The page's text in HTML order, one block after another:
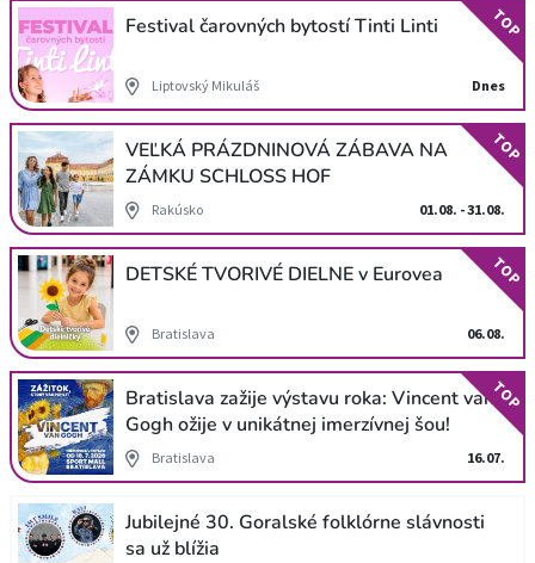
Festival čarovných bytostí Tinti Linti
Liptovský Mikuláš Dnes
TOP
VEĽKÁ PRÁZDNINOVÁ ZÁBAVA NA
ZÁMKU SCHLOSS HOF
Rakúsko 01.08. - 31.08.
TOP
DETSKÉ TVORIVÉ DIELNE v Eurovea
Bratislava 06.08.
TOP
Bratislava zažije výstavu roka: Vincent van
Gogh ožije v unikátnej imerzívnej šou!
Bratislava 16.07.
TOP
Jubilejné 30. Goralské folklórne slávnosti
sa už blížia